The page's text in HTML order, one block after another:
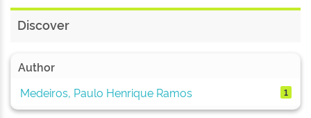
Discover
Author
Medeiros, Paulo Henrique Ramos
1